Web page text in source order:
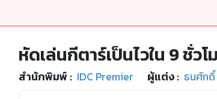
หัดเล่นกีตาร์เป็นไวใน 9 ชั่วโ
สำนักพิมพ์ : IDC Premier ผู้แต่ง : ธนศัก